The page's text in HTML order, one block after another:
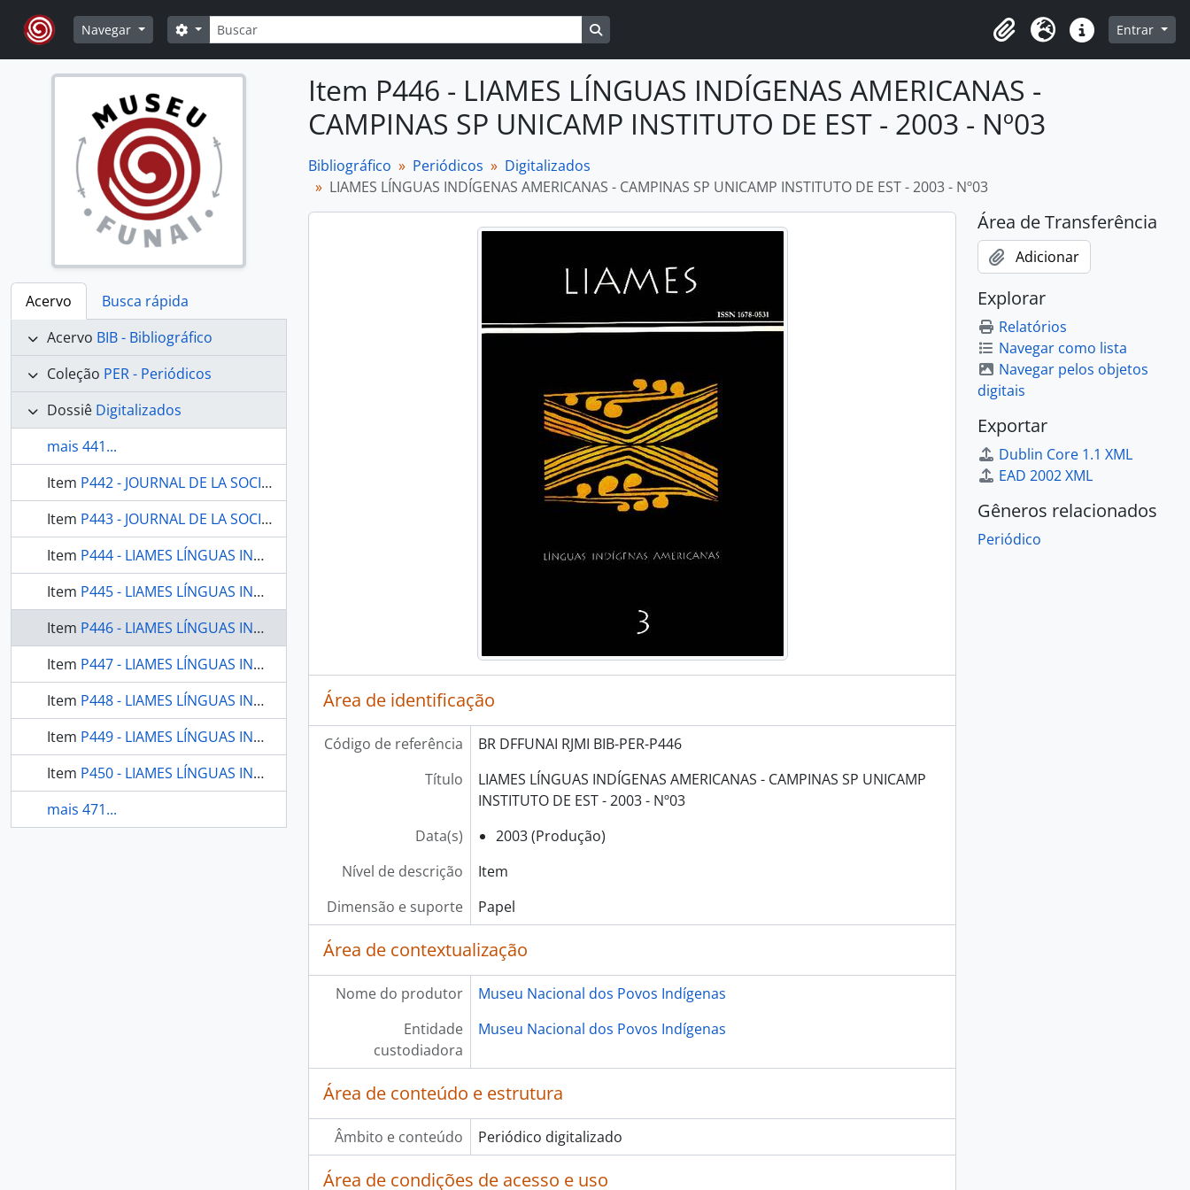
Skip to main content
Navegar
Buscar
Opções de busca
Área de Transferência
Idioma Atalhos Entrar
Acervo
Busca rápida
Acervo BIB - Bibliográfico
Coleção PER - Periódicos
Dossiê Digitalizados
mais 441...
Item P442 - JOURNAL DE LA SOCIETE DES AMERICANISTES DE PARIS - PARIS FR MUSEE DE L HOMME - 2005 - Nº91 - 01
Item P443 - JOURNAL DE LA SOCIETE DES AMERICANISTES DE PARIS - PARIS FR MUSEE DE L HOMME - 2005 - Nº91 - 02
Item P444 - LIAMES LÍNGUAS INDÍGENAS AMERICANAS - CAMPINAS SP UNICAMP INSTITUTO DE EST - 2001 - Nº01
Item P445 - LIAMES LÍNGUAS INDÍGENAS AMERICANAS - CAMPINAS SP UNICAMP INSTITUTO DE EST - 2002 - Nº02
Item P446 - LIAMES LÍNGUAS INDÍGENAS AMERICANAS - CAMPINAS SP UNICAMP INSTITUTO DE EST - 2003 - Nº03
Item P447 - LIAMES LÍNGUAS INDÍGENAS AMERICANAS - CAMPINAS SP UNICAMP INSTITUTO DE EST - 2004 - Nº04
Item P448 - LIAMES LÍNGUAS INDÍGENAS AMERICANAS - CAMPINAS SP UNICAMP INSTITUTO DE EST - 2005 - Nº05
Item P449 - LIAMES LÍNGUAS INDÍGENAS AMERICANAS - CAMPINAS SP UNICAMP INSTITUTO DE EST - 2006 - Nº06
Item P450 - LIAMES LÍNGUAS INDÍGENAS AMERICANAS - CAMPINAS SP UNICAMP INSTITUTO DE EST - 2007 - Nº07
mais 471...
Item P446 - LIAMES LÍNGUAS INDÍGENAS AMERICANAS -
CAMPINAS SP UNICAMP INSTITUTO DE EST - 2003 - Nº03
Bibliográfico Periódicos
Digitalizados
LIAMES LÍNGUAS INDÍGENAS AMERICANAS - CAMPINAS SP UNICAMP INSTITUTO DE EST - 2003 - Nº03
Área de identificação
Código de referência
BR DFFUNAI RJMI BIB-PER-P446
Título
LIAMES LÍNGUAS INDÍGENAS AMERICANAS - CAMPINAS SP UNICAMP
INSTITUTO DE EST - 2003 - Nº03
Data(s)
2003 (Produção)
Nível de descrição
Item
Dimensão e suporte
Papel
Área de contextualização
Nome do produtor
Museu Nacional dos Povos Indígenas
Entidade
custodiadora
Museu Nacional dos Povos Indígenas
Área de conteúdo e estrutura
Âmbito e conteúdo Periódico digitalizado
Área de condições de acesso e uso
Área de Transferência
Adicionar
Explorar
Relatórios
Navegar como lista
Navegar pelos objetos
digitais
Exportar
Dublin Core 1.1 XML
EAD 2002 XML
Gêneros relacionados
Periódico